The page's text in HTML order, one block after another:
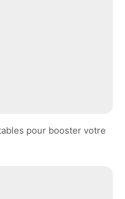
pour booster votre